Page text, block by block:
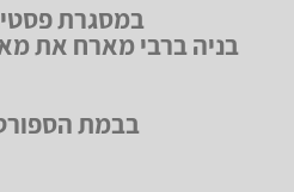
במסגרת
בניה ברבי מארח את
בבמת